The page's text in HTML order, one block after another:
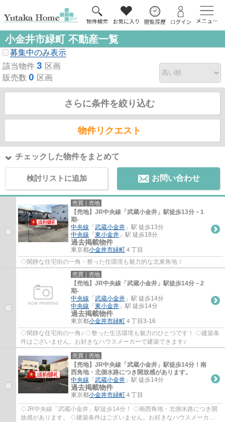
小金井市緑町 不動産一覧
募集中のみ表示
該当物件 3 区画
販売数 0 区画
さらに条件を絞り込む
物件リクエスト
チェックした物件をまとめて
検討リストに追加 お問い合わせ
売買｜売地
【売地】JR中央線「武蔵小金井」駅徒歩13分－1
期-
中央線 「 武蔵小金井 」駅 徒歩13分
中央線 「 東小金井 」駅 徒歩18分
過去掲載物件
東京都小金井市緑町 ４丁目
◇閑静な住宅街の一角・整った住環境も魅力的な北東角地！
売買｜売地
【売地】JR中央線「武蔵小金井」駅徒歩14分－2
期-
中央線 「 武蔵小金井 」駅 徒歩14分
中央線 「 東小金井 」駅 徒歩14分
過去掲載物件
東京都小金井市緑町 ４丁目3-16
◇閑静な住宅街の一角♪ ◇整った生活環境も魅力のひとつです！ ◇建築条
件はございません。お好きなハウスメーカーで建築できます♪
売買｜売地
【売地】JR中央線「武蔵小金井」駅徒歩14分！南
西角地・北側水路につき開放感があります。
中央線 「 武蔵小金井 」駅 徒歩14分
過去掲載物件
東京都小金井市緑町 ４丁目
◇JR中央線「武蔵小金井」駅徒歩14分！ ◇南西角地・北側水路につき開
放感があります。 ◇建築条件はございません。お好きなハウスメーカー